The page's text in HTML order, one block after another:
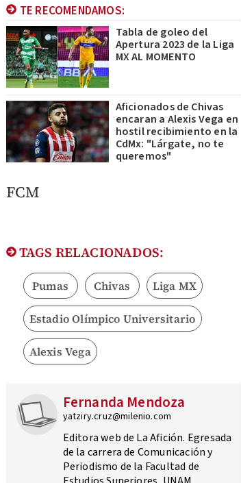
TE RECOMENDAMOS:
Tabla de goleo del
Apertura 2023 de la Liga
MX AL MOMENTO
Aficionados de Chivas
encaran a Alexis Vega en
hostil recibimiento en la
CdMx: "Lárgate, no te
queremos"
FCM
TAGS RELACIONADOS:
Pumas Chivas Liga MX
Estadio Olímpico Universitario
Alexis Vega
Fernanda Mendoza
yatziry.cruz@milenio.com
Editora web de La Afición. Egresada
de la carrera de Comunicación y
Periodismo de la Facultad de